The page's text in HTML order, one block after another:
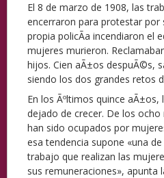
El 8 de marzo de 1908, las
encerraron para protestar por
propia policÃ­a incendiaron el
mujeres murieron.
hijos. Cien aÃ±os despuÃ©s,
siendo los dos grandes retos
En los Ãºltimos quince
dejado de crecer. De los
han sido ocupados por
esa tendencia supone «una
trabajo que realizan las
sus remuneraciones», apunta